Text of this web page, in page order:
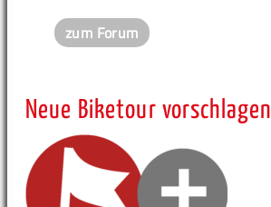
zum Forum
Neue Biketour vorschlagen